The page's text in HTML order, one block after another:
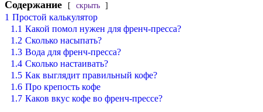
Содержание скрыть
1 Простой калькулятор
1.1 Какой помол нужен для френч-пресса?
1.2 Сколько насыпать?
1.3 Вода для френч-пресса?
1.4 Сколько настаивать?
1.5 Как выглядит правильный кофе?
1.6 Про крепость кофе
1.7 Каков вкус кофе во френч-прессе?